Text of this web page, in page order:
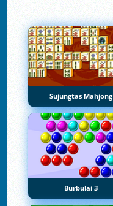
Sujungtas Mahjong
Burbulai 3